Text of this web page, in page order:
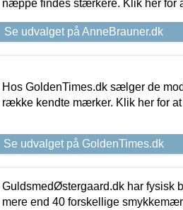
næppe findes stærkere. Klik her for
Se udvalget på AnneBrauner.dk
Hos GoldenTimes.dk sælger de
række kendte mærker. Klik her for
Se udvalget på GoldenTimes.dk
GuldsmedØstergaard.dk har fysisk
mere end 40 forskellige